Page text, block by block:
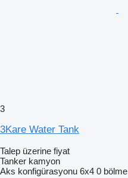
3
3Kare Water Tank
Talep üzerine fiyat
Tanker kamyon
Aks konfigürasyonu 6x4 0 bölme